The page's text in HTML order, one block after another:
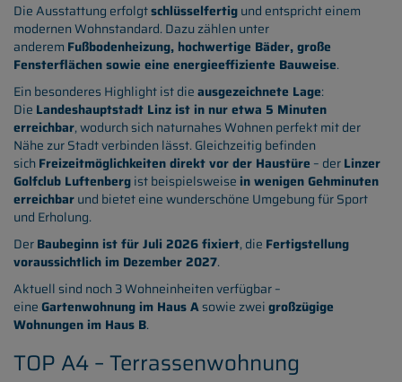
Die Ausstattung erfolgtschlüsselfertigund entspricht einem
modernen Wohnstandard. Dazu zählen unter
anderem Fußbodenheizung, hochwertige Bäder, große
Fensterflächen sowie eine energieeffiziente Bauweise.
Ein besonderes Highlight ist dieausgezeichnete Lage:
Die Landeshauptstadt Linz ist in nur etwa 5 Minuten
erreichbar, wodurch sich naturnahes Wohnen perfekt mit der
Nähe zur Stadt verbinden lässt. Gleichzeitig befinden
sich Freizeitmöglichkeiten direkt vor der Haustüre – derLinzer
Golfclub Luftenbergist beispielsweise in wenigen Gehminuten
erreichbarund bietet eine wunderschöne Umgebung für Sport
und Erholung.
DerBaubeginn ist für Juli 2026 fixiert, die Fertigstellung
voraussichtlich im Dezember 2027.
Aktuell sind noch 3 Wohneinheiten verfügbar –
eineGartenwohnung im Haus Asowie zweigroßzügige
Wohnungen im Haus B.
TOP A4 – Terrassenwohnung